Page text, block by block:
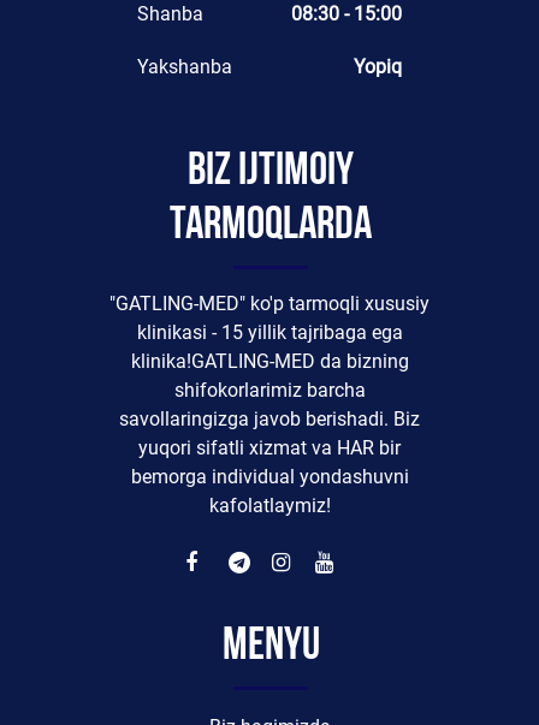
Shanba 08:30 - 15:00
Yakshanba Yopiq
Biz ijtimoiy
tarmoqlarda
"GATLING-MED" ko'p tarmoqli xususiy
klinikasi - 15 yillik tajribaga ega
klinika!GATLING-MED da bizning
shifokorlarimiz barcha
savollaringizga javob berishadi. Biz
yuqori sifatli xizmat va HAR bir
bemorga individual yondashuvni
kafolatlaymiz!
Menyu